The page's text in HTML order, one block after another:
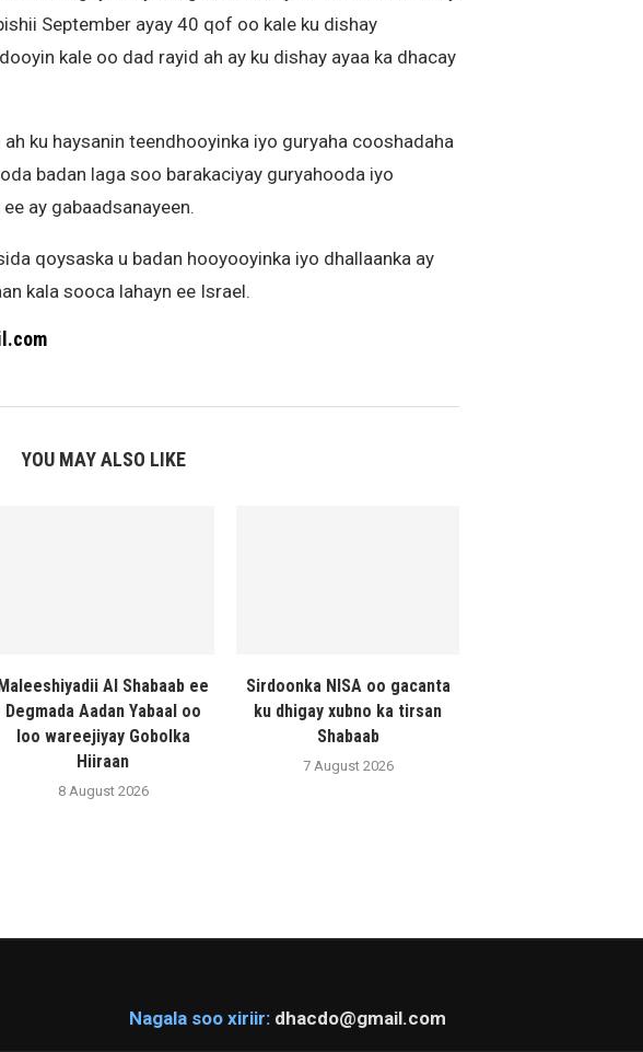
September ayay 40 qof oo kale ku dishay
kale oo dad rayid ah ay ku dishay ayaa ka dhacay
ku haysanin teendhooyinka iyo guryaha cooshadaha
badan laga soo barakaciyay guryahooda iyo
ay gabaadsanayeen.
qoysaska u badan hooyooyinka iyo dhallaanka ay
kala sooca lahayn ee Israel.
YOU MAY ALSO LIKE
Al Shabaab ee
Degmada Aadan Yabaal oo
loo wareejiyay Gobolka
Hiiraan
8 August 2026
Sirdoonka NISA oo gacanta
ku dhigay xubno ka tirsan
Shabaab
7 August 2026
Nagala soo xiriir: dhacdo@gmail.com